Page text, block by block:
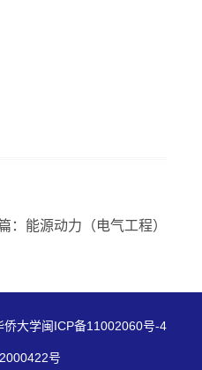
：能源动力（电气工程）
大学闽ICP备11002060号-4
号